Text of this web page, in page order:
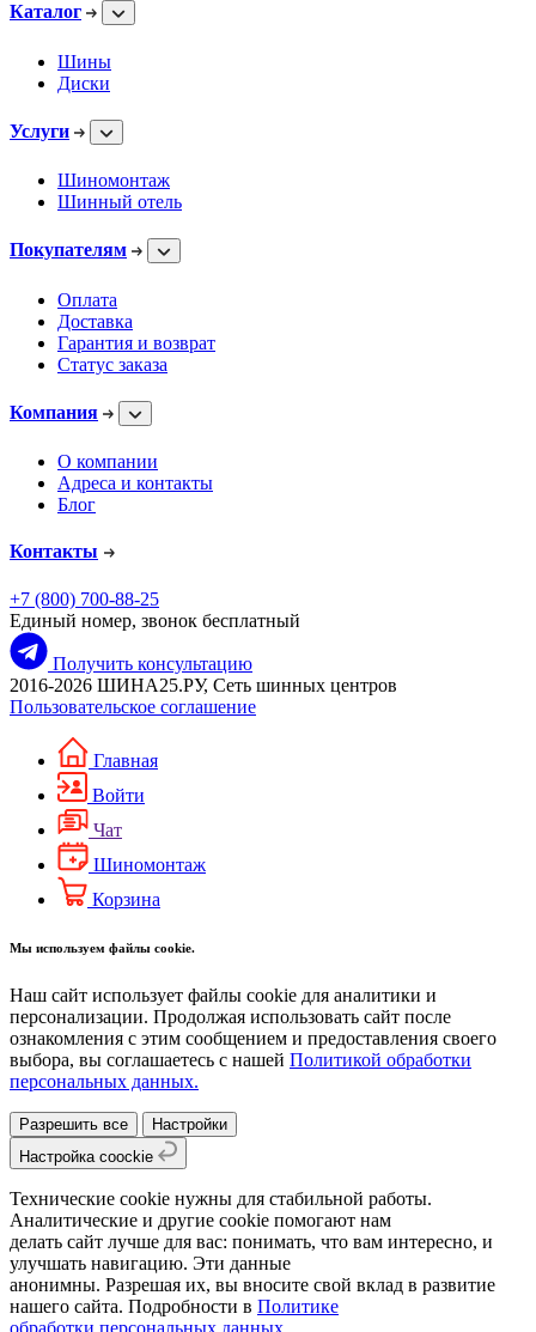
Каталог
Шины
Диски
Услуги
Шиномонтаж
Шинный отель
Покупателям
Оплата
Доставка
Гарантия и возврат
Статус заказа
Компания
О компании
Адреса и контакты
Блог
Контакты
+7 (800) 700-88-25
Единый номер, звонок бесплатный
Получить консультацию
2016-2026 ШИНА25.РУ, Сеть шинных центров
Пользовательское соглашение
Главная
Войти
Чат
Шиномонтаж
Корзина
Мы используем файлы cookie.
Наш сайт использует файлы cookie для аналитики и
персонализации. Продолжая использовать сайт после
ознакомления с этим сообщением и предоставления своего
выбора, вы соглашаетесь с нашей Политикой обработки
персональных данных.
Разрешить все
Настройки
Настройка coockie
Технические cookie нужны для стабильной работы.
Аналитические и другие cookie помогают нам
делать сайт лучше для вас: понимать, что вам интересно, и
улучшать навигацию. Эти данные
анонимны. Разрешая их, вы вносите свой вклад в развитие
нашего сайта. Подробности в Политике
обработки персональных данных.